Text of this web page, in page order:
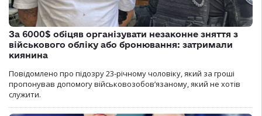
За 6000$ обіцяв організувати незаконне зняття з
військового обліку або бронювання: затримали
киянина
Повідомлено про підозру 23-річному чоловіку, який за гроші
пропонував допомогу військовозобов’язаному, який не хотів
служити.